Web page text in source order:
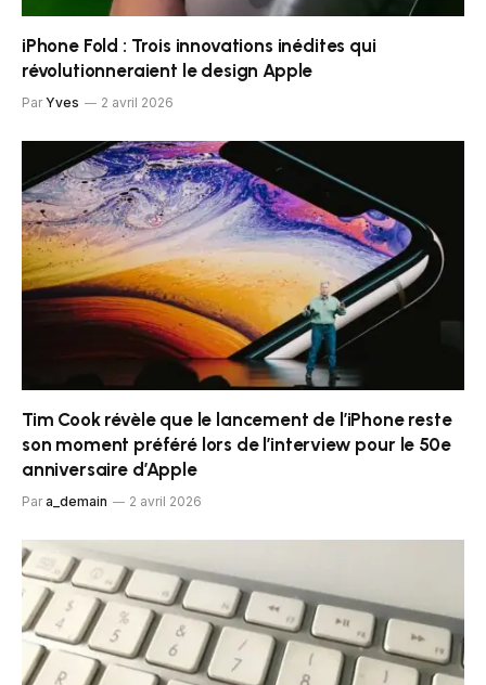
iPhone Fold : Trois innovations inédites qui
révolutionneraient le design Apple
Par Yves 2 avril 2026
Tim Cook révèle que le lancement de l’iPhone reste
son moment préféré lors de l’interview pour le 50e
anniversaire d’Apple
Par a_demain 2 avril 2026